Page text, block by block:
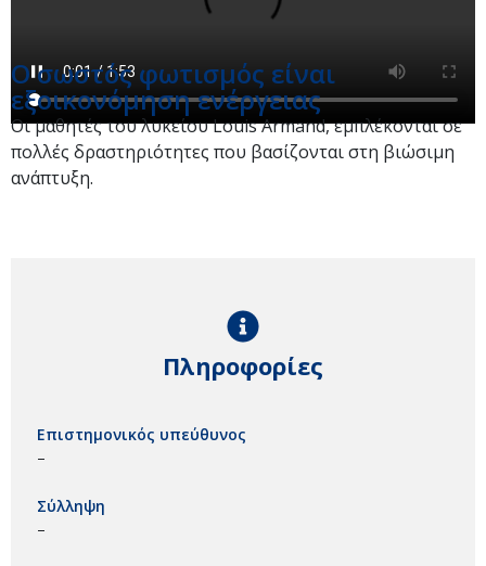
Ο σωστός φωτισμός είναι
εξοικονόμηση ενέργειας
Οι μαθητές του λυκείου Louis Armand, εμπλέκονται σε
πολλές δραστηριότητες που βασίζονται στη βιώσιμη
ανάπτυξη.
Πληροφορίες
Επιστημονικός υπεύθυνος
–
Σύλληψη
–